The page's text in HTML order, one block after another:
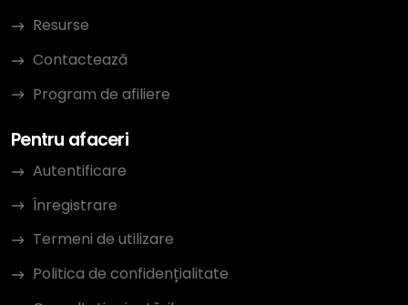
Resurse
Contactează
Program de afiliere
Pentru afaceri
Autentificare
Înregistrare
Termeni de utilizare
Politica de confidențialitate